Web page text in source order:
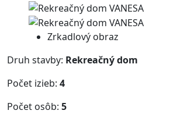
Zrkadlový obraz
Druh stavby: Rekreačný dom
Počet izieb: 4
Počet osôb: 5